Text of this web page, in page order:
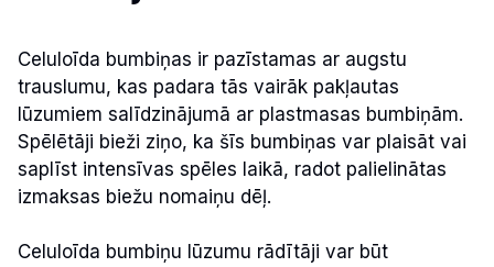
Celuloīda bumbiņas ir pazīstamas ar augstu
trauslumu, kas padara tās vairāk pakļautas
lūzumiem salīdzinājumā ar plastmasas bumbiņām.
Spēlētāji bieži ziņo, ka šīs bumbiņas var plaisāt vai
saplīst intensīvas spēles laikā, radot palielinātas
izmaksas biežu nomaiņu dēļ.
Celuloīda bumbiņu lūzumu rādītāji var būt